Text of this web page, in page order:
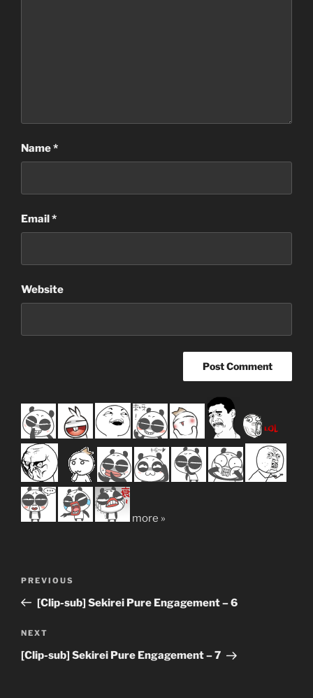
Name*
Email*
Website
more »
Previous
Post
PREVIOUS
[Clip-sub] Sekirei Pure Engagement – 6
Next
Post
NEXT
[Clip-sub] Sekirei Pure Engagement – 7